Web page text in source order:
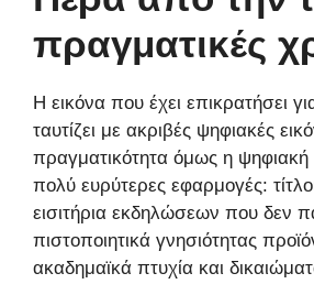
πραγματικές
Η εικόνα που έχει επικρατήσει
ταυτίζει με ακριβές ψηφιακές
πραγματικότητα όμως η ψηφιακή
πολύ ευρύτερες εφαρμογές:
εισιτήρια εκδηλώσεων που δεν
πιστοποιητικά γνησιότητας
ακαδημαϊκά πτυχία και